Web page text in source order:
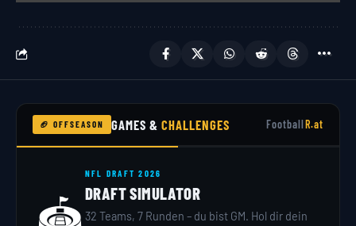
🏈 OFFSEASON GAMES &CHALLENGES FootballR.at
NFL DRAFT 2026
DRAFT SIMULATOR
32 Teams, 7 Runden – du bist GM. Hol dir dein